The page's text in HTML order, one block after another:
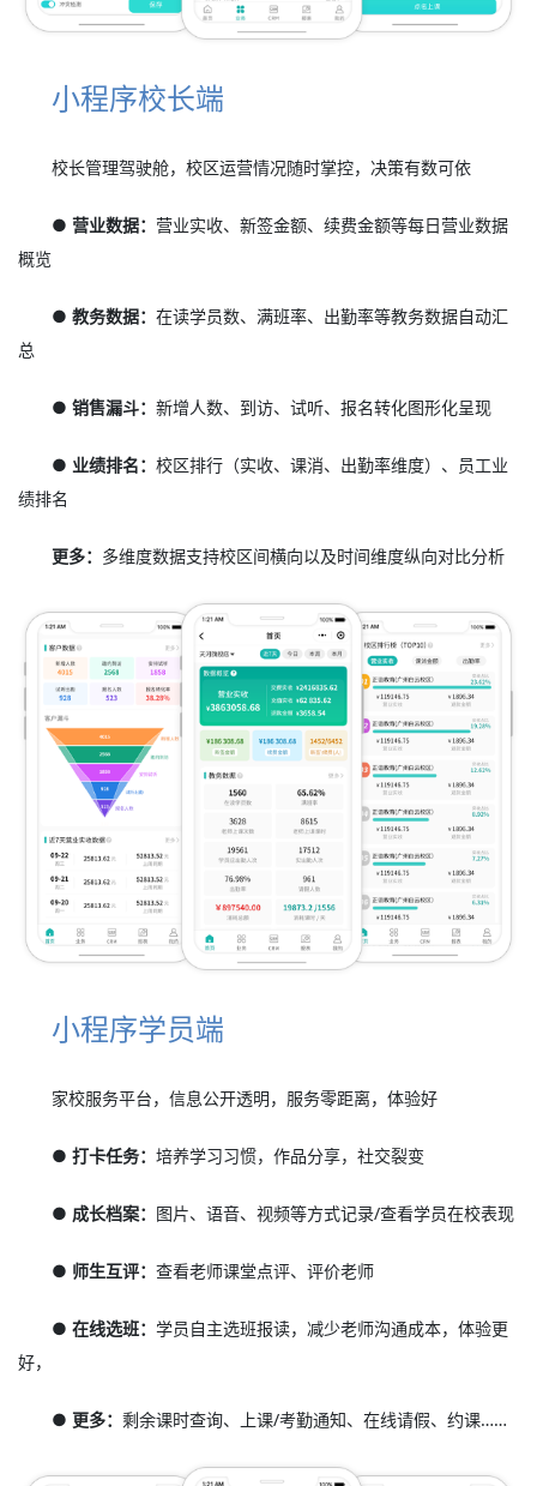
小程序校长端
校长管理驾驶舱，校区运营情况随时掌控，决策有数可依
● 营业数据：营业实收、新签金额、续费金额等每日营业数据
概览
● 教务数据：在读学员数、满班率、出勤率等教务数据自动汇
总
● 销售漏斗：新增人数、到访、试听、报名转化图形化呈现
● 业绩排名：校区排行（实收、课消、出勤率维度）、员工业
绩排名
更多： 多维度数据支持校区间横向以及时间维度纵向对比分析
小程序学员端
家校服务平台，信息公开透明，服务零距离，体验好
● 打卡任务：培养学习习惯，作品分享，社交裂变
● 成长档案： 图片、语音、视频等方式记录/查看学员在校表现
● 师生互评：查看老师课堂点评、评价老师
● 在线选班：学员自主选班报读，减少老师沟通成本，体验更
好，
● 更多：剩余课时查询、上课/考勤通知、在线请假、约课……